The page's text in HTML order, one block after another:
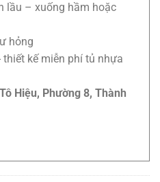
lầu – xuống hầm hoặc
hỏng
kế miễn phí tủ nhựa
Hiệu, Phường 8, Thành